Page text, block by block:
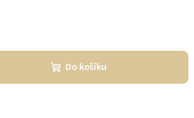
Do košíku